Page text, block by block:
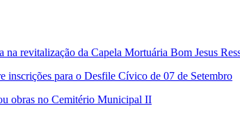
na revitalização da Capela Mortuária Bom Jesus
inscrições para o Desfile Cívico de 07 de Setembro
obras no Cemitério Municipal II